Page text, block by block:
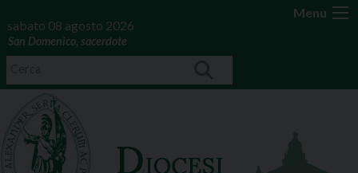
Menu
sabato 08 agosto 2026
San Domenico, sacerdote